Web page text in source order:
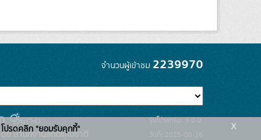
จำนวนผู้เข้าชม 2239970
ดย สำนักงานสถิติแห่งชาติ
รุ่นโปรแกรม: 3.0.0
วันที่: 2025-06-26
โปรดคลิก "ยอมรับคุกกี้" x